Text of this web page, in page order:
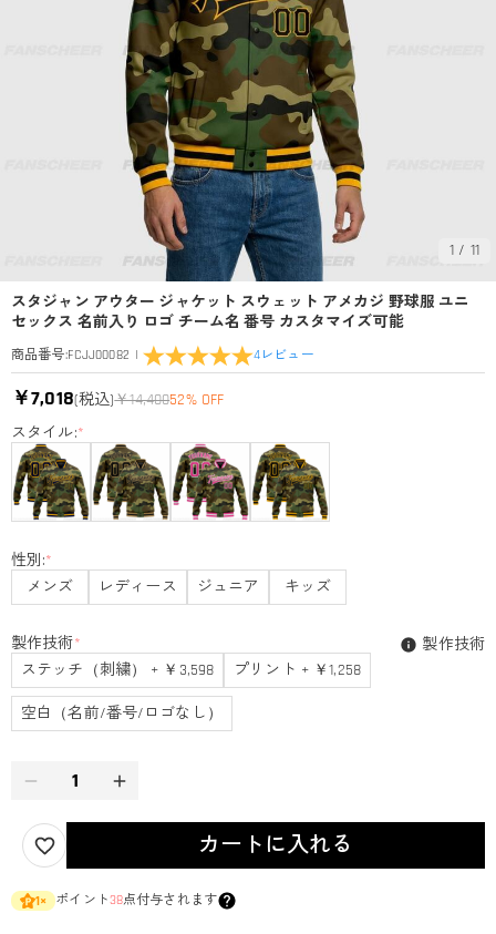
1 / 11
スタジャン アウター ジャケット スウェット アメカジ 野球服 ユニ
セックス 名前入り ロゴ チーム名 番号 カスタマイズ可能
商品番号:FCJJ00082 | 4 レビュー
￥7,018(税込)￥14,40052% OFF
スタイル:*
性別:*
メンズ
レディース ジュニア キッズ
製作技術*
ステッチ（刺繍） + ￥3,598
プリント + ￥1,258
空白（名前/番号/ロゴなし）
製作技術
カートに入れる
1× ポイント38点付与されます